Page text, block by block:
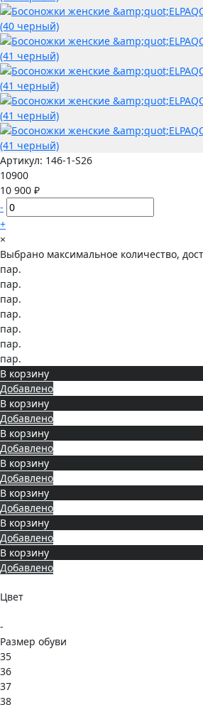
Артикул: 146-1-S26
10900
10 900 ₽
-
+
×
Выбрано максимальное количество,
пар.
пар.
пар.
пар.
пар.
пар.
пар.
В корзину
Добавлено
В корзину
Добавлено
В корзину
Добавлено
В корзину
Добавлено
В корзину
Добавлено
В корзину
Добавлено
В корзину
Добавлено
Цвет
-
Размер обуви
35
36
37
38